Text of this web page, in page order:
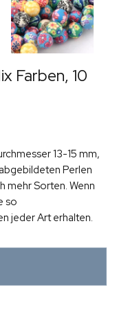
Farben, 10
13-15 mm,
Perlen
mehr Sorten. Wenn
so
jeder Art erhalten.